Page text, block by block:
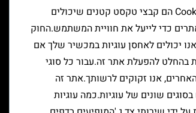
קובצי Cookie הם קבצי טקסט קטנים שיכולים
כדי לייעל את חוויית המשתמש.החוק
יכולים לאחסן עוגיות במכשיר שלך אם
בהחלט להפעלת אתר זה.עבור כל סוגי
אנו זקוקים לרשותך.אתר זה
שונים של עוגיות.כמה עוגיות